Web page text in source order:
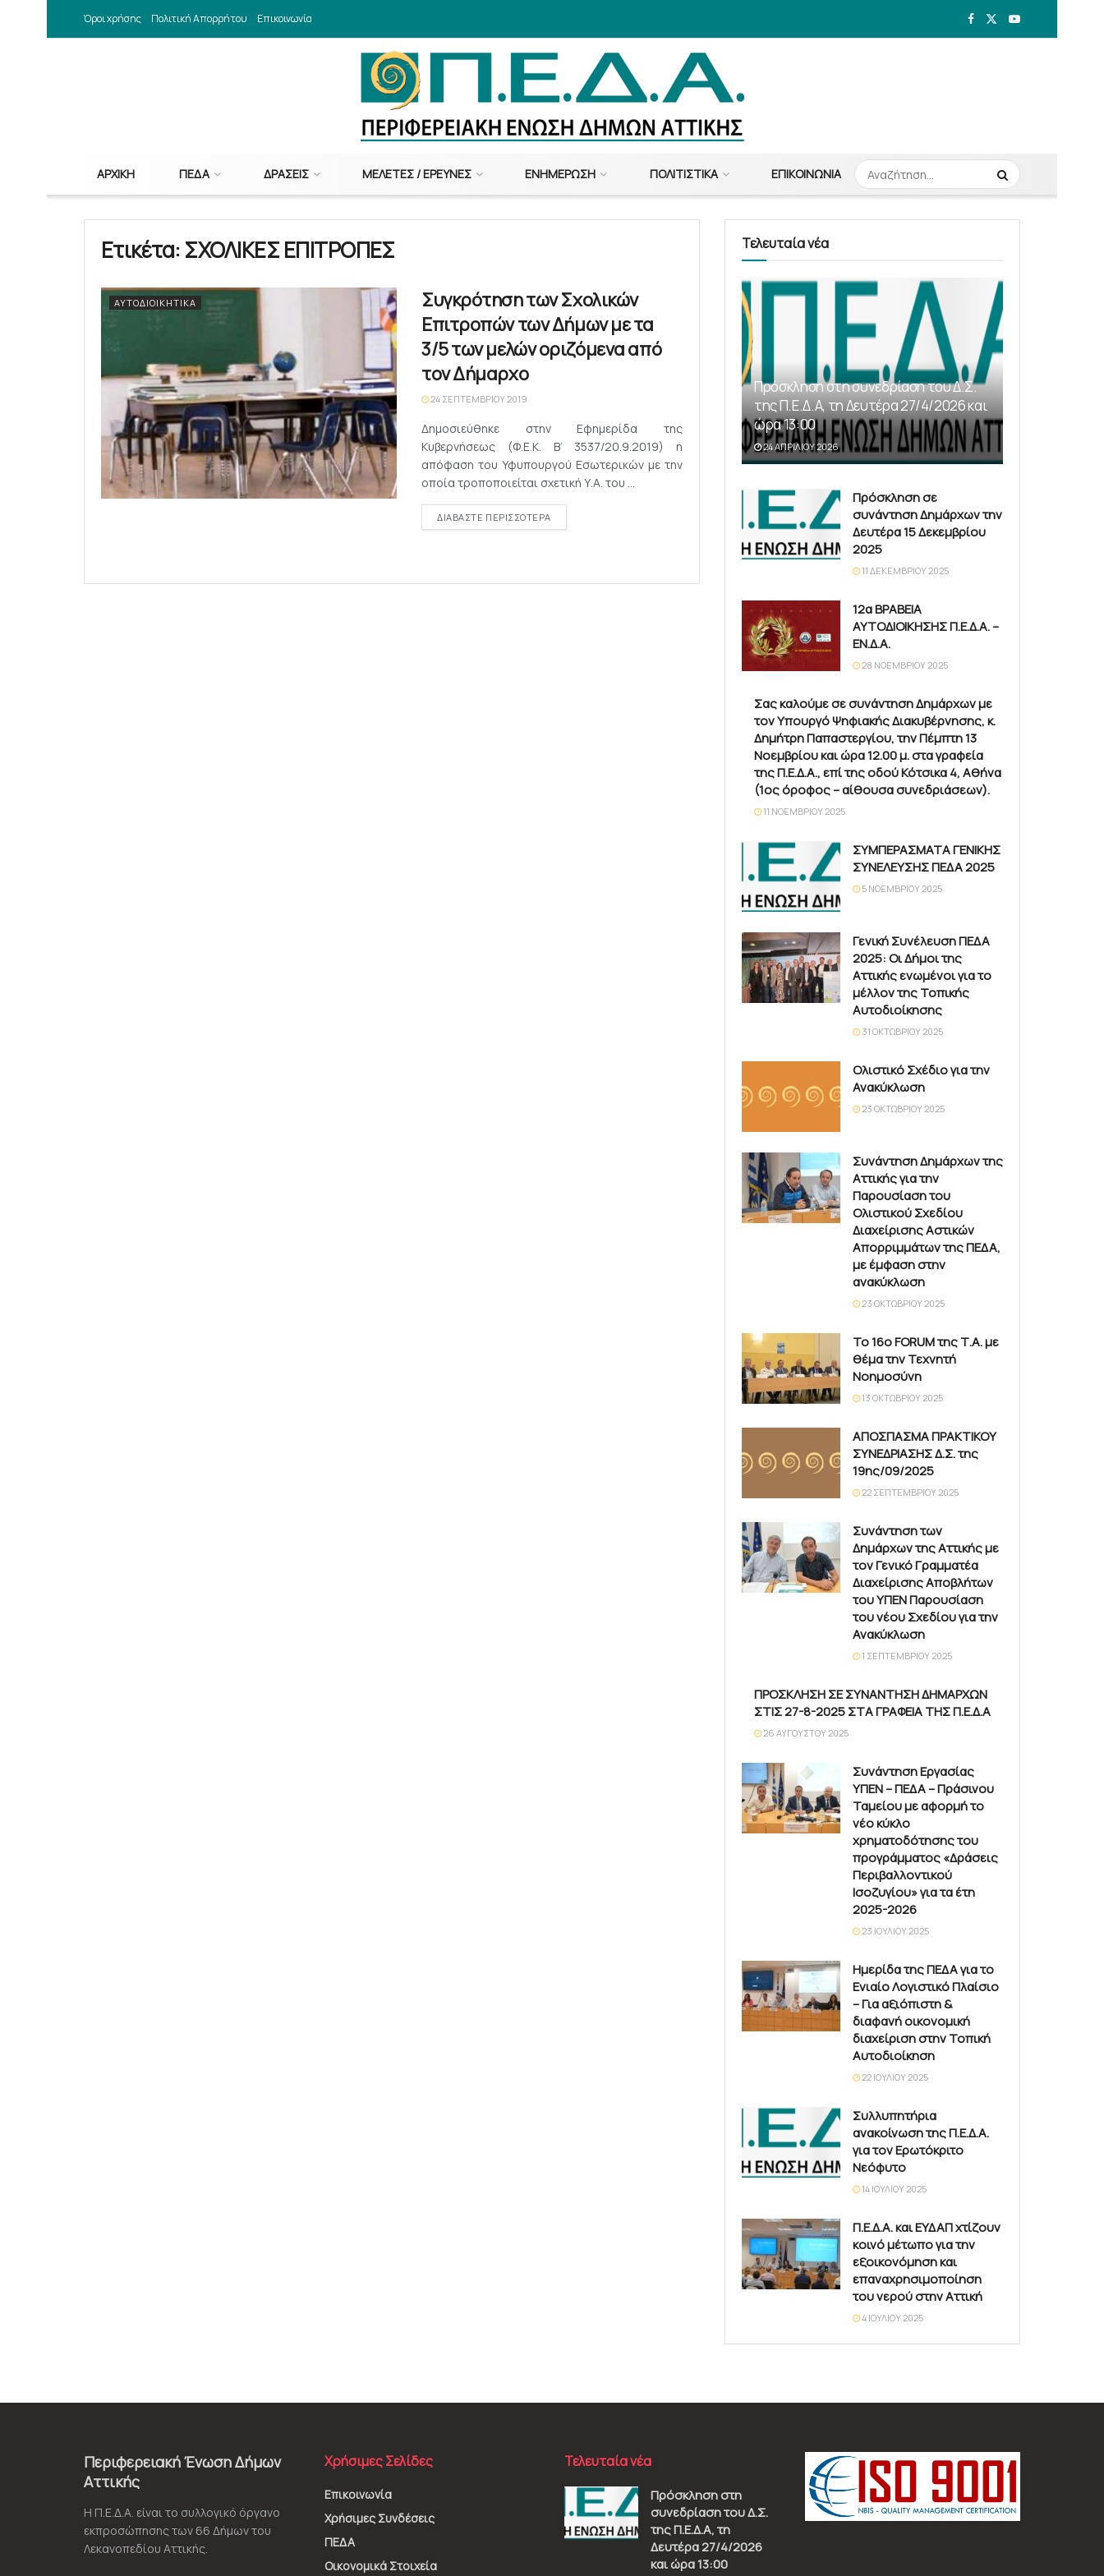
Όροι χρήσης Πολιτική Απορρήτου Επικοινωνία
ΑΡΧΙΚΉ ΠΕΔΑ ΔΡΆΣΕΙΣ ΜΕΛΈΤΕΣ / ΈΡΕΥΝΕΣ ΕΝΗΜΈΡΩΣΗ ΠΟΛΙΤΙΣΤΙΚΆ ΕΠΙΚΟΙΝΩΝΊΑ
Ετικέτα: ΣΧΟΛΙΚΕΣ ΕΠΙΤΡΟΠΕΣ
ΑΥΤΟΔΙΟΙΚΗΤΙΚΆ
Συγκρότηση των Σχολικών
Επιτροπών των Δήμων με τα
3/5 των μελών οριζόμενα από
τον Δήμαρχο
24 ΣΕΠΤΕΜΒΡΊΟΥ 2019
Δημοσιεύθηκε στην Εφημερίδα της
Κυβερνήσεως (Φ.Ε.Κ. Β’ 3537/20.9.2019) η
απόφαση του Υφυπουργού Εσωτερικών με την
οποία τροποποιείται σχετική Υ.Α. του ...
ΔΙΑΒΆΣΤΕ ΠΕΡΙΣΣΌΤΕΡΑ
Τελευταία νέα
Πρόσκληση στη συνεδρίαση του Δ.Σ.
της Π.Ε.Δ.Α, τη Δευτέρα 27/4/2026 και
ώρα 13:00
24 ΑΠΡΙΛΊΟΥ 2026
Πρόσκληση σε
συνάντηση Δημάρχων την
Δευτέρα 15 Δεκεμβρίου
2025
11 ΔΕΚΕΜΒΡΊΟΥ 2025
12α ΒΡΑΒΕΙΑ
ΑΥΤΟΔΙΟΙΚΗΣΗΣ Π.Ε.Δ.Α. –
ΕΝ.Δ.Α.
28 ΝΟΕΜΒΡΊΟΥ 2025
Σας καλούμε σε συνάντηση Δημάρχων με
τον Υπουργό Ψηφιακής Διακυβέρνησης, κ.
Δημήτρη Παπαστεργίου, την Πέμπτη 13
Νοεμβρίου και ώρα 12.00 μ. στα γραφεία
της Π.Ε.Δ.Α., επί της οδού Κότσικα 4, Αθήνα
(1ος όροφος – αίθουσα συνεδριάσεων).
11 ΝΟΕΜΒΡΊΟΥ 2025
ΣΥΜΠΕΡΑΣΜΑΤΑ ΓΕΝΙΚΗΣ
ΣΥΝΕΛΕΥΣΗΣ ΠΕΔΑ 2025
5 ΝΟΕΜΒΡΊΟΥ 2025
Γενική Συνέλευση ΠΕΔΑ
2025: Οι Δήμοι της
Αττικής ενωμένοι για το
μέλλον της Τοπικής
Αυτοδιοίκησης
31 ΟΚΤΩΒΡΊΟΥ 2025
Ολιστικό Σχέδιο για την
Ανακύκλωση
23 ΟΚΤΩΒΡΊΟΥ 2025
Συνάντηση Δημάρχων της
Αττικής για την
Παρουσίαση του
Ολιστικού Σχεδίου
Διαχείρισης Αστικών
Απορριμμάτων της ΠΕΔΑ,
με έμφαση στην
ανακύκλωση
23 ΟΚΤΩΒΡΊΟΥ 2025
Το 16ο FORUM της Τ.Α. με
θέμα την Τεχνητή
Νοημοσύνη
13 ΟΚΤΩΒΡΊΟΥ 2025
ΑΠΟΣΠΑΣΜΑ ΠΡΑΚΤΙΚΟΥ
ΣΥΝΕΔΡΙΑΣΗΣ Δ.Σ. της
19ης/09/2025
22 ΣΕΠΤΕΜΒΡΊΟΥ 2025
Συνάντηση των
Δημάρχων της Αττικής με
τον Γενικό Γραμματέα
Διαχείρισης Αποβλήτων
του ΥΠΕΝ Παρουσίαση
του νέου Σχεδίου για την
Ανακύκλωση
1 ΣΕΠΤΕΜΒΡΊΟΥ 2025
ΠΡΟΣΚΛΗΣΗ ΣΕ ΣΥΝΑΝΤΗΣΗ ΔΗΜΑΡΧΩΝ
ΣΤΙΣ 27-8-2025 ΣΤΑ ΓΡΑΦΕΙΑ ΤΗΣ Π.Ε.Δ.Α
26 ΑΥΓΟΎΣΤΟΥ 2025
Συνάντηση Εργασίας
ΥΠΕΝ – ΠΕΔΑ – Πράσινου
Ταμείου με αφορμή το
νέο κύκλο
χρηματοδότησης του
προγράμματος «Δράσεις
Περιβαλλοντικού
Ισοζυγίου» για τα έτη
2025-2026
23 ΙΟΥΛΊΟΥ 2025
Ημερίδα της ΠΕΔΑ για το
Ενιαίο Λογιστικό Πλαίσιο
– Για αξιόπιστη &
διαφανή οικονομική
διαχείριση στην Τοπική
Αυτοδιοίκηση
22 ΙΟΥΛΊΟΥ 2025
Συλλυπητήρια
ανακοίνωση της Π.Ε.Δ.Α.
για τον Ερωτόκριτο
Νεόφυτο
14 ΙΟΥΛΊΟΥ 2025
Π.Ε.Δ.Α. και ΕΥΔΑΠ χτίζουν
κοινό μέτωπο για την
εξοικονόμηση και
επαναχρησιμοποίηση
του νερού στην Αττική
4 ΙΟΥΛΊΟΥ 2025
Περιφερειακή Ένωση Δήμων
Αττικής
Η Π.Ε.Δ.Α. είναι το συλλογικό όργανο
εκπροσώπησης των 66 Δήμων του
Λεκανοπεδίου Αττικής.
Χρήσιμες Σελίδες
Επικοινωνία
Χρήσιμες Συνδέσεις
ΠΕΔΑ
Οικονομικά Στοιχεία
Τελευταία νέα
Πρόσκληση στη
συνεδρίαση του Δ.Σ.
της Π.Ε.Δ.Α, τη
Δευτέρα 27/4/2026
και ώρα 13:00